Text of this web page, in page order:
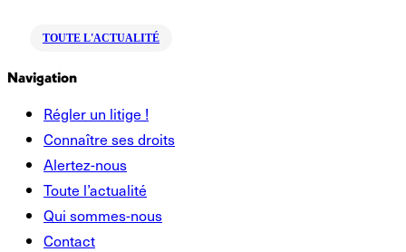
TOUTE L'ACTUALITÉ
Navigation
Régler un litige !
Connaître ses droits
Alertez-nous
Toute l’actualité
Qui sommes-nous
Contact